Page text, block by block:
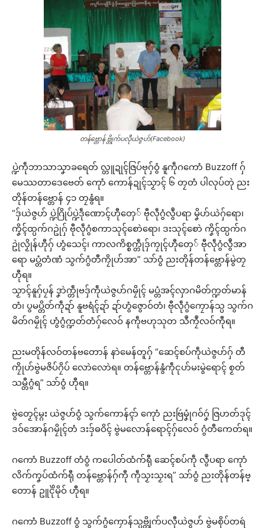
တန်ဗ္တောန် ဗ္တိုက်ပလီုယဲဇွဟ်(Facebook)
ပ္ဍဲကဵုဘာသာသၞာခရေတ် လ္တူဍုၚ်ဇြပ်ဗုဂှ်ဝွံ နူကဵုဂကောံ Buzzoff ဂှ်
မေဿတာဒေဗေတ် ကေုာံ ကောန်ဍုၚ်သၟာၚ် ၆ တၠတံ ပါလုပ်တုဲ ညး
တိုန်တန်ဗ္တောန် ၄၁ တၠနွံရ။
“ဒှ်ယဲဇွဟ် ပ္ဍဲဂြိုပ်ပ္ဍဲဒဵုဏောၚ်ဟီုတှေ် ဗီုလဵုဂွံလွဳပရာ မၞိဟ်ယဲဂှ်ရော၊
ကၞိၚ်ထ္ပက်ဂဥုဲဂှ် ဗီုလဵုဂွံစကာသုၚ်စောဲရော၊ ဒးသုၚ်စောဲ ကၞိၚ်ထ္ပက်ဂ
ဥုဲလၟိုန်ဟီုဂှ် ဟွံသေၚ်၊ ကာလကိစ္စက္တဵုဒှ်ကၠုၚ်ဟီုတှေ် ဗီုလဵုဂွံလွဳအာ
ရော မပ္တံတံဏံ သွက်ဂွံတီကၠိုဟ်အာ” သာ်ဝွံ ညးတိုန်တန်ဗ္တောန်မွဲတၠ
ဟီုရ။
သၟာၚ်နူဂှ်ပၠန် ဒၞာဲက္တဵုဗဒှ်ကဵုယဲဇွဟ်ဂမၠိုၚ် မပ္တံအၚ်လှာဂမိတ်က္ဍတ်မာန်
တံ၊ ပွမပ္တိတ်ကဵုဍာ် နူဗရံၚ်ဍာ် ဍာ်ဟွံဇွောဝ်တံ၊ ဗီုလဵုဂွံကၠောန်သ္ပ သွက်ဂ
မိတ်ဂမၠိုၚ် ဟွံဂွံက္ဍတ်တံဂှ်လေဝ် နကဵုဗဟုသုတ သဳကၠဳလဝ်ကီုရ။
ညးမတိုန်လဝ်တန်ဗတောန် နာဲမေန်တူဂှ် “ဆေၚ်စပ်ကဵုယဲဇွဟ်ဂှ် တီ
ကၠိုဟ်ဗွဲမဇိပ်ဂၠိပ် လောဲလောဲရ။ တန်ဗ္တောန်နွံကဵုၚုဟ်မးမွဲရောၚ် စၟတ်
သမ္တီဂွံရ” သာ်ဝွံ ဟီုရ။
ဗွဲတၟေၚ်မ္ဂး ယဲဇွဟ်ဝွံ သွက်ကောန်ၚာ် ကေုာံ ညးဗြဴမၞုံဂဝ်ဂၞဴ ဇြဟတ်ဒုၚ်
ဒဝ်အောန်ဂမၠိုၚ်တံ ဒးဒှ်ဓဝိၚ် ဗွဲမလောန်ရောၚ်ဂှ်လေဝ် ဂွံတီကေတ်ရ။
ဂကောံ Buzzoff တံဝွံ ကပေါတ်ထံက်ရီု ဆေၚ်စပ်ကဵု လွဳပရာ ကေုာံ
လိက်ကၞပ်ထံက်ရီု တန်ဗ္တောန်ဂှ်ကီု ကဵုသၟးသၟးရ” သာ်ဝွံ ညးတိုန်တန်ဗ္
တောန် ဥူၚိုဲမိုဝ် ဟီုရ။
ဂကောံ Buzzoff ဝွံ သွက်ဂွံကၠောန်သ္ပဗ္တိုက်ပလီုယဲဇွဟ် ဗွဲမစိုပ်တရဴ